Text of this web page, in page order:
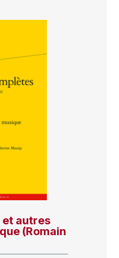
autres
(Romain